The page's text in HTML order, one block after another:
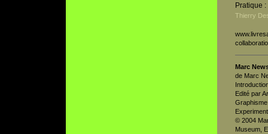
Pratique
Thierry
Marc
de Marc
Edité par
© 2004
Museum,